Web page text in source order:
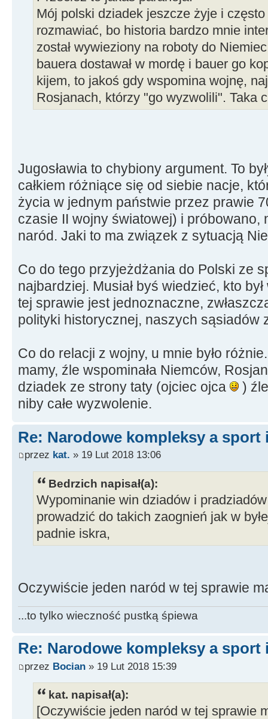
Mój polski dziadek jeszcze żyje i
rozmawiać, bo historia bardzo mnie
został wywieziony na roboty do
bauera dostawał w mordę i bauer go
kijem, to jakoś gdy wspomina wojnę,
Rosjanach, którzy "go wyzwolili". Taka
Jugosławia to chybiony argument. To
całkiem różniące się od siebie nacje,
życia w jednym państwie przez prawie
czasie II wojny światowej) i próbowano,
naród. Jaki to ma związek z sytuacją
Co do tego przyjeżdżania do Polski ze
najbardziej. Musiał byś wiedzieć, kto
tej sprawie jest jednoznaczne,
polityki historycznej, naszych sąsiadów
Co do relacji z wojny, u mnie było
mamy, źle wspominała Niemców,
dziadek ze strony taty (ojciec ojca
)
niby całe wyzwolenie.
Re: Narodowe kompleksy a sport
przez kat. » 19 Lut 2018 13:06
Bedrzich napisał(a):
Wypominanie win dziadów i
prowadzić do takich zaognień jak w
padnie iskra,
Oczywiście jeden naród w tej sprawie
...to tylko wieczność pustką śpiewa
Re: Narodowe kompleksy a sport
przez Bocian » 19 Lut 2018 15:39
kat. napisał(a):
[Oczywiście jeden naród w tej sprawie